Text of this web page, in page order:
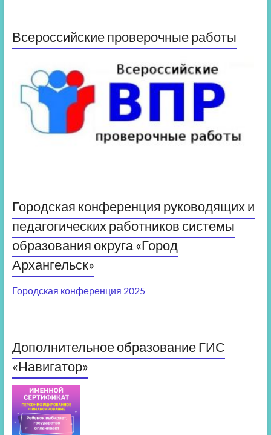
Всероссийские проверочные работы
Городская конференция руководящих и
педагогических работников системы
образования округа «Город
Архангельск»
Городская конференция 2025
Дополнительное образование ГИС
«Навигатор»